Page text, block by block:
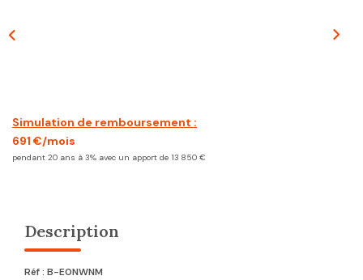
Simulation de remboursement :
691 €/mois
pendant 20 ans à 3% avec un apport de 13 850 €
Description
Réf : B-E0NWNM